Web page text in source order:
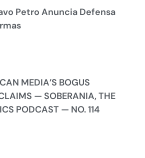
Petro Anuncia Defensa
MEDIA’S BOGUS
— SOBERANIA, THE
PODCAST — NO. 114